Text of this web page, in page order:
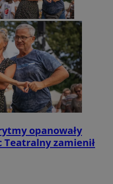
opanowały
Teatralny zamienił